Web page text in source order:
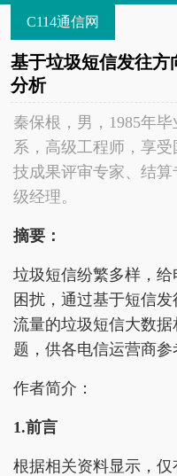
C114通信网
基于垃圾短信发往方
分析
秦保根，男，1985年
系，高级工程师，享
技成果评审专家、结
级经理。
摘要：
垃圾短信纷繁多样，
困扰，通过基于短信
流量的垃圾短信大数
题，供各电信运营商参
作者简介：
1.前言
根据相关资料显示，